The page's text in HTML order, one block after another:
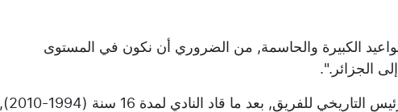
الكبيرة والحاسمة, من الضروري أن نكون في المستوى
الجزائر.".
ويعتبر سعيد عليق (78 عاما) الرئيس التاريخي للفريق, بعد ما قاد النادي لمدة 16 سنة (1994-2010),